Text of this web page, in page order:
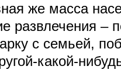
же масса
развлечения –
с семьей,
какой-